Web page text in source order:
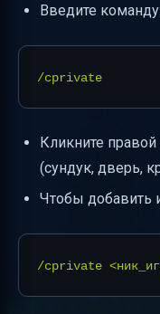
Введите команду:
Кликните
(сундук, дверь,
Чтобы добавить